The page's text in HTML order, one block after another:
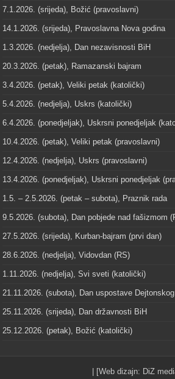
7.1.2026. (srijeda), Božić (pravoslavni)
14.1.2026. (srijeda), Pravoslavna Nova godina
1.3.2026. (nedjelja), Dan nezavisnosti BiH
20.3.2026. (petak), Ramazanski bajram
3.4.2026. (petak), Veliki petak (katolički)
5.4.2026. (nedjelja), Uskrs (katolički)
6.4.2026. (ponedjeljak), Uskrsni ponedjeljak
10.4.2026. (petak), Veliki petak (pravoslavni)
12.4.2026. (nedjelja), Uskrs (pravoslavni)
13.4.2026. (ponedjeljak), Uskrsni ponedjeljak
1.5. – 2.5.2026. (petak – subota), Praznik rada
9.5.2026. (subota), Dan pobjede nad fašizmom
27.5.2026. (srijeda), Kurban-bajram (prvi dan)
28.6.2026. (nedjelja), Vidovdan (RS)
1.11.2026. (nedjelja), Svi sveti (katolički)
21.11.2026. (subota), Dan uspostave
25.11.2026. (srijeda), Dan državnosti BiH
25.12.2026. (petak), Božić (katolički)
| [Web dizajn: DiZ